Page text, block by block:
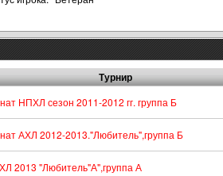
Турнир
НПХЛ сезон 2011-2012 гг. группа Б
АХЛ 2012-2013."Любитель",группа Б
2013 "Любитель"А",группа А